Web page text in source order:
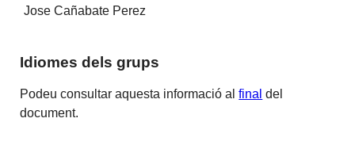
Jose Cañabate Perez
Idiomes dels grups
Podeu consultar aquesta informació alfinal del
document.